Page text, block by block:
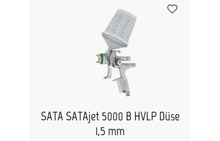
Übertragungsraten deutlich > 65% Schmaler
Spritzstrahl mit feiner Zerstäubung
Ergonomisch gestaltete Pistole und
Bedienelemente Robuste, leicht zu reinigende
Oberfläche Schnelle Luftdüsenwechsel mit nur 2
Umdrehungen durch Grobgewinde QC (Quick
Change) CCS - Das Color Code System für die
einfache Kennzeichnung Ihrer Lackierpistole
technische Daten: Eingangsdruck: 2,5 bar
Luftverbrauch: 120 Nl/min Spritzabstand: 10-15
cm Materialanschluss: 1/4“ Außengewinde
SATA SATAjet 5000 B HVLP Düse
1,5 mm